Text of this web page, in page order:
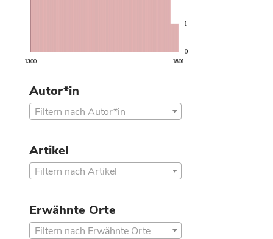
1300 1801
0
1
Autor*in
Filtern nach Autor*in
Artikel
Filtern nach Artikel
Erwähnte Orte
Filtern nach Erwähnte Orte